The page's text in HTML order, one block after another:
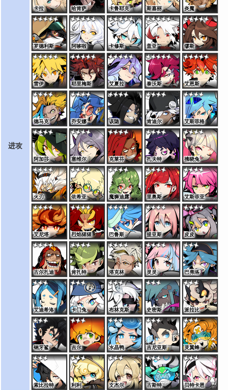
进攻
卡拉 哈肯萨 卡鲁耶克 斯嘉丽 炎魔
罗德利斯 阿哆啦 卡修斯 盖亚 缪斯
雷伊 耶里梅斯 艾夏拉 泰沃斯 艾恩斯
德马克 乔安娜 该隐 肯迪尔 艾斯菲格
阿加莎 塞维尔 克莱芬 扎夫特 拂晓兔
火刃 依希亚 魔狮迪露 里奥斯 艾斯菲亚
艾尼塔 烈焰猩猩 巴鲁斯 提亚斯 皮皮
古尔扎迪 肯扎特 塔克林 灵灵 巴弗洛
艾迪希洛 卡门兔 布林克斯 史密斯 派拉比
钢牙鲨 吉尔 水晶鸭 吉尼亚斯 灵翼蜂
索比拉特 利利 文杰尔 古斯特 贝特卡恩